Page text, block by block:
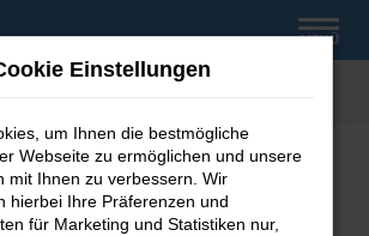
MENÜ
Error
Einstellungen
um Ihnen die bestmögliche
Webseite zu ermöglichen und unsere
mit Ihnen zu verbessern. Wir
hierbei Ihre Präferenzen und
für Marketing und Statistiken nur,